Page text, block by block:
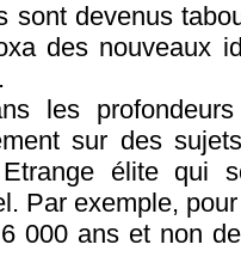
sont devenus
des nouveaux
les
sur des
élite qui
Par exemple,
000 ans et non